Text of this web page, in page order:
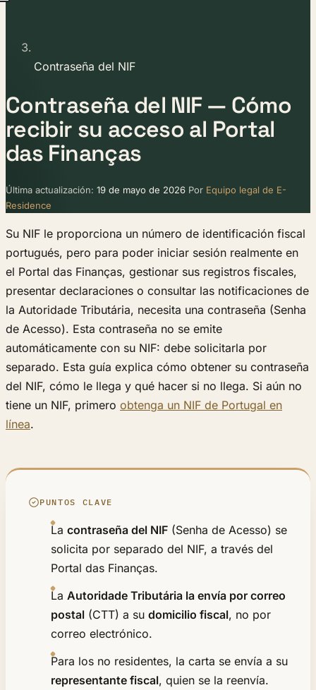
Contraseña del NIF
Contraseña del NIF — Cómo
recibir su acceso al Portal
das Finanças
Última actualización: 19 de mayo de 2026 Por Equipo legal de E-
Residence
Su NIF le proporciona un número de identificación fiscal
portugués, pero para poder iniciar sesión realmente en
el Portal das Finanças, gestionar sus registros fiscales,
presentar declaraciones o consultar las notificaciones de
la Autoridade Tributária, necesita una contraseña (Senha
de Acesso). Esta contraseña no se emite
automáticamente con su NIF: debe solicitarla por
separado. Esta guía explica cómo obtener su contraseña
del NIF, cómo le llega y qué hacer si no llega. Si aún no
tiene un NIF, primero obtenga un NIF de Portugal en
línea.
PUNTOS CLAVE
La contraseña del NIF (Senha de Acesso) se
solicita por separado del NIF, a través del
Portal das Finanças.
La Autoridade Tributária la envía por correo
postal (CTT) a su domicilio fiscal, no por
correo electrónico.
Para los no residentes, la carta se envía a su
representante fiscal, quien se la reenvía.